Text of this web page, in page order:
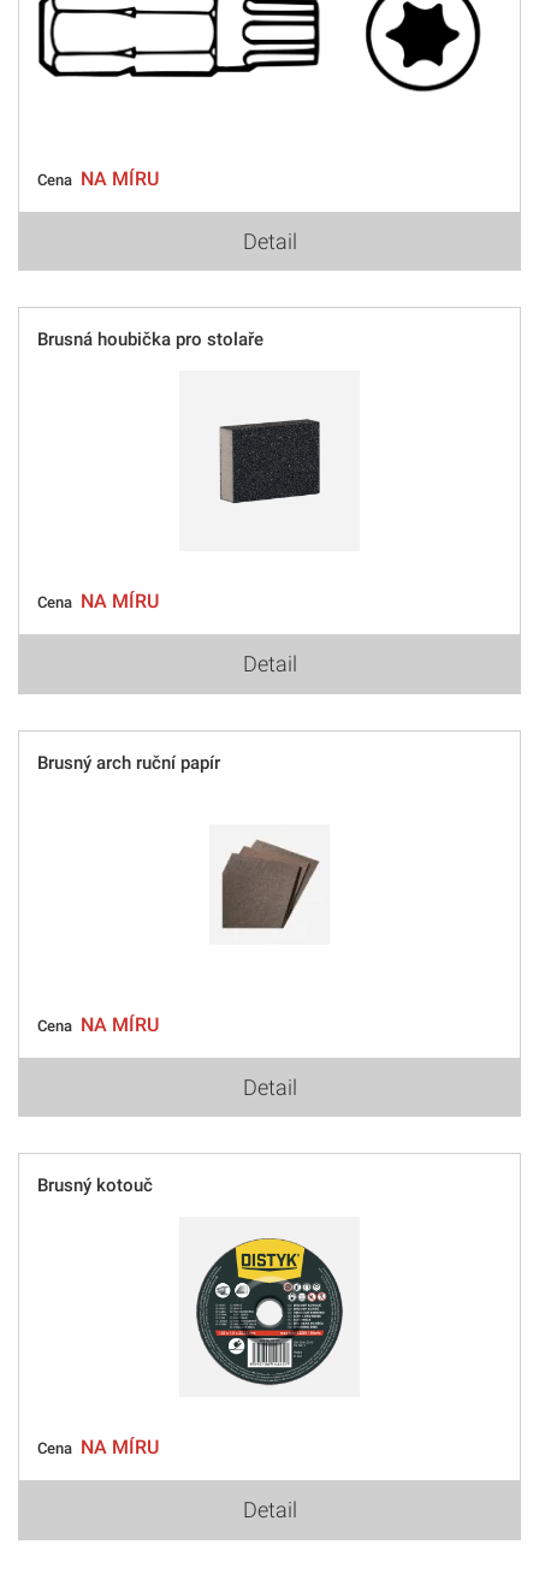
Cena NA MÍRU
Detail
Brusná houbička pro stolaře
Cena NA MÍRU
Detail
Brusný arch ruční papír
Cena NA MÍRU
Detail
Brusný kotouč
Cena NA MÍRU
Detail